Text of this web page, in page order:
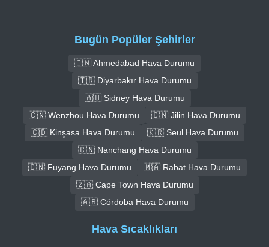
Bugün Popüler Şehirler
🇮🇳 Ahmedabad Hava Durumu
🇹🇷 Diyarbakır Hava Durumu
🇦🇺 Sidney Hava Durumu
🇨🇳 Wenzhou Hava Durumu
🇨🇳 Jilin Hava Durumu
🇨🇩 Kinşasa Hava Durumu
🇰🇷 Seul Hava Durumu
🇨🇳 Nanchang Hava Durumu
🇨🇳 Fuyang Hava Durumu
🇲🇦 Rabat Hava Durumu
🇿🇦 Cape Town Hava Durumu
🇦🇷 Córdoba Hava Durumu
Hava Sıcaklıkları